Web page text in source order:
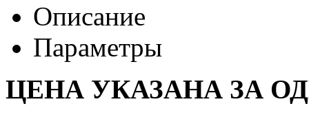
Описание
Параметры
ЦЕНА УКАЗАНА ЗА